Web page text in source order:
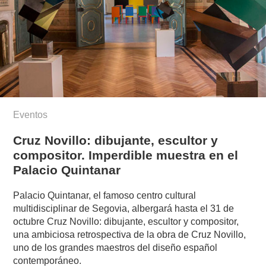
Eventos
Cruz Novillo: dibujante, escultor y
compositor. Imperdible muestra en el
Palacio Quintanar
Palacio Quintanar, el famoso centro cultural
multidisciplinar de Segovia, albergará hasta el 31 de
octubre Cruz Novillo: dibujante, escultor y compositor,
una ambiciosa retrospectiva de la obra de Cruz Novillo,
uno de los grandes maestros del diseño español
contemporáneo.